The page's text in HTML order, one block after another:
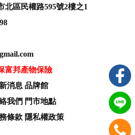
北區民權路595號2樓之1
富邦產物保險
消息 品牌館
我們 門市地點
條款 隱私權政策